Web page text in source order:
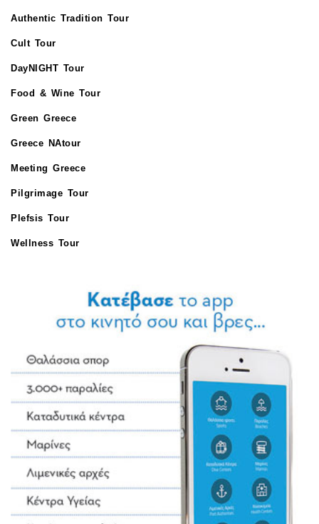
Authentic Tradition Tour
Cult Tour
DayNIGHT Tour
Food & Wine Tour
Green Greece
Greece NAtour
Meeting Greece
Pilgrimage Tour
Plefsis Tour
Wellness Tour